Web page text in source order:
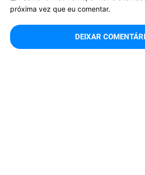
próxima vez que eu comentar.